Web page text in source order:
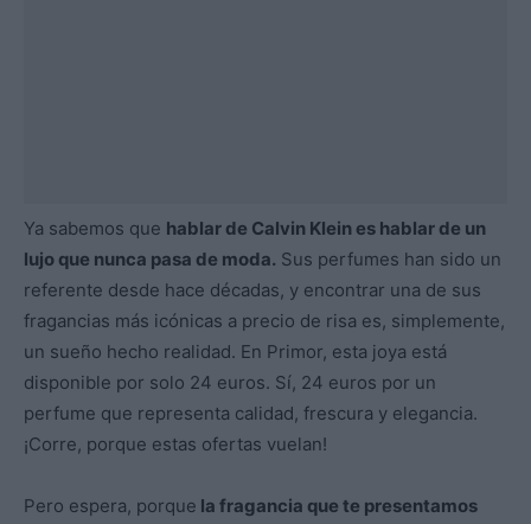
Ya sabemos que hablar de Calvin Klein es hablar de un
lujo que nunca pasa de moda. Sus perfumes han sido un
referente desde hace décadas, y encontrar una de sus
fragancias más icónicas a precio de risa es, simplemente,
un sueño hecho realidad. En Primor, esta joya está
disponible por solo 24 euros. Sí, 24 euros por un
perfume que representa calidad, frescura y elegancia.
¡Corre, porque estas ofertas vuelan!
Pero espera, porque la fragancia que te presentamos